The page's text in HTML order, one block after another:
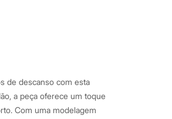
de descanso com esta
a peça oferece um toque
Com uma modelagem